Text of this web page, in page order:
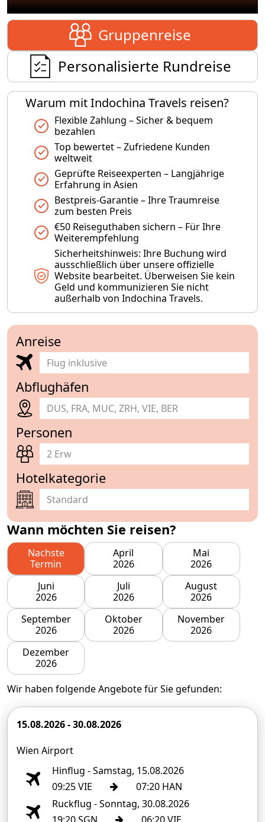
Gruppenreise
Personalisierte Rundreise
Warum mit Indochina Travels reisen?
Flexible Zahlung – Sicher & bequem
bezahlen
Top bewertet – Zufriedene Kunden
weltweit
Geprüfte Reiseexperten – Langjährige
Erfahrung in Asien
Bestpreis-Garantie – Ihre Traumreise
zum besten Preis
€50 Reiseguthaben sichern – Für Ihre
Weiterempfehlung
Sicherheitshinweis: Ihre Buchung wird
ausschließlich über unsere offizielle
Website bearbeitet. Überweisen Sie kein
Geld und kommunizieren Sie nicht
außerhalb von Indochina Travels.
Anreise
Abflughäfen
DUS, FRA, MUC, ZRH, VIE, BER
Personen
2 Erw
Hotelkategorie
Wann möchten Sie reisen?
Nachste
Termin
April
2026
Mai
2026
Juni
2026
Juli
2026
August
2026
September
2026
Oktober
2026
November
2026
Dezember
2026
Wir haben folgende Angebote für Sie gefunden:
15.08.2026 - 30.08.2026
Wien Airport
Hinflug - Samstag, 15.08.2026
09:25 VIE
07:20 HAN
Ruckflug - Sonntag, 30.08.2026